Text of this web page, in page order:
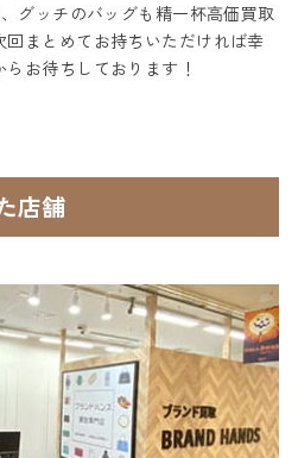
グッチのバッグも精一杯高価買取
まとめてお持ちいただければ幸
お待ちしております！
店舗